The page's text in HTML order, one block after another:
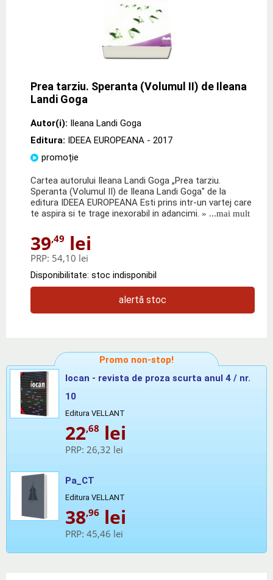
Prea tarziu. Speranta (Volumul II) de Ileana
Landi Goga
Autor(i): Ileana Landi Goga
Editura: IDEEA EUROPEANA - 2017
promoție
Cartea autorului Ileana Landi Goga „Prea tarziu.
Speranta (Volumul II) de Ileana Landi Goga" de la
editura IDEEA EUROPEANA Esti prins intr-un vartej care
te aspira si te trage inexorabil in adancimi. » ...mai mult
39,49 lei
PRP: 54,10 lei
Disponibilitate: stoc indisponibil
alertă stoc
Promo non-stop!
Iocan - revista de proza scurta anul 4 / nr.
10
Editura VELLANT
22,68 lei
PRP: 26,32 lei
Pa_CT
Editura VELLANT
38,96 lei
PRP: 45,46 lei